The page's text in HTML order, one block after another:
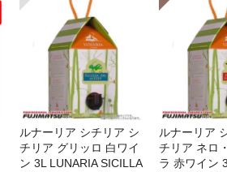
ルナーリア シチリア シ
チリア グリッロ 白ワイ
ン 3L LUNARIA SICILLA
ルナーリア
チリア ネロ
ラ 赤ワイ